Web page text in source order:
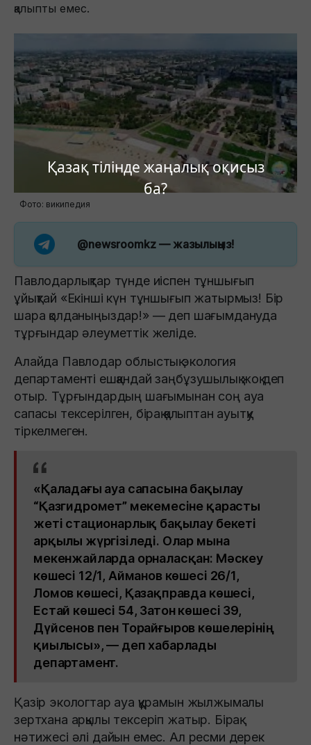
Қазақ тілінде жаңалық оқисыз
ба?
қалыпты емес.
Фото: википедия
@newsroomkz — жазылыңыз!
Павлодарлықтар түнде иіспен тұншығып
ұйықтай «Екінші күн тұншығып жатырмыз! Бір
шара қолданыңыздар!» — деп шағымдануда
тұрғындар әлеуметтік желіде.
Алайда Павлодар облыстық экология
департаменті ешқандай заңбұзушылық жоқ деп
отыр. Тұрғындардың шағымынан соң ауа
сапасы тексерілген, бірақ қалыптан ауытқу
тіркелмеген.
«Қаладағы ауа сапасына бақылау
“Қазгидромет” мекемесіне қарасты
жеті стационарлық бақылау бекеті
арқылы жүргізіледі. Олар мына
мекенжайларда орналасқан: Мәскеу
көшесі 12/1, Айманов көшесі 26/1,
Ломов көшесі, Қазақправда көшесі,
Естай көшесі 54, Затон көшесі 39,
Дүйсенов пен Торайғыров көшелерінің
қиылысы», — деп хабарлады
департамент.
Қазір экологтар ауа құрамын жылжымалы
зертхана арқылы тексеріп жатыр. Бірақ
нәтижесі әлі дайын емес. Ал ресми дерек